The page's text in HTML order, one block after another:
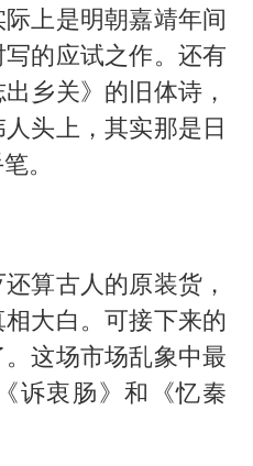
上是明朝嘉靖年间
的应试之作。还有
乡关》的旧体诗，
头上，其实那是日
。
算古人的原装货，
大白。可接下来的
这场市场乱象中最
诉衷肠》和《忆秦